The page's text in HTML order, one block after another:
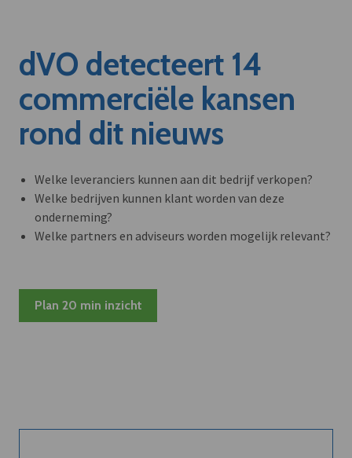
dVO detecteert 14
commerciële kansen
rond dit nieuws
Welke leveranciers kunnen aan dit bedrijf verkopen?
Welke bedrijven kunnen klant worden van deze
onderneming?
Welke partners en adviseurs worden mogelijk relevant?
Plan 20 min inzicht